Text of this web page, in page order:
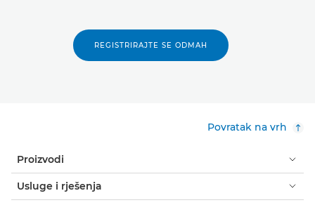
REGISTRIRAJTE SE ODMAH
Povratak na vrh
Proizvodi
Usluge i rješenja